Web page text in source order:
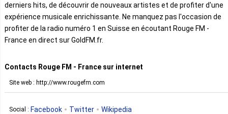
derniers hits, de découvrir de nouveaux artistes et de profiter d'une
expérience musicale enrichissante. Ne manquez pas l'occasion de
profiter de la radio numéro 1 en Suisse en écoutant Rouge FM -
France en direct sur GoldFM.fr.
Contacts Rouge FM - France sur internet
Site web : http://www.rougefm.com
Social : Facebook Twitter Wikipedia